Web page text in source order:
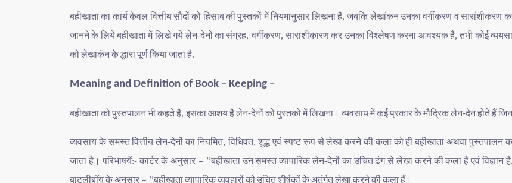
बहीखाताकाकार्यकेवलवित्तीयसौदोंकोहिसाबकीपुस्तकोंमेंनियमानुसारलिखनाहैं,जबकिलेखांकनउनकावर्गीकरणवसारांशीकरण
जाननेकेलियेबहीखातामेंलिखेगयेलेन-देनोंकासंग्रह, वर्गीकरण, सारांशीकारणकरउनकाविश्लेषणकरनाआवश्यकहै,तभीकोई
कोलेखाकंनकेद्धारापूर्णकियाजाताहै.
Meaning and Definition of Book – Keeping –
बहीखाताकोपुस्तपालनभीकहतेहै, इसकाआशयहैलेन-देनोंकोपुस्तकोंमेंलिखना। व्यवसायमेंकईप्रकारकेमौद्रिकलेन-देनहोतेहैं
व्यवसायकेसमस्तवित्तीयलेन-देनोंकानियमित, विधिवत,शुद्धएवंस्पष्टरूपसेलेखाकरनेकीकलाकोहीबहीखाताअथवापुस्तपालन
जाताहै। परिभाषयें:-कार्टरकेअनुसार – ’’बहीखाताउनसमस्तव्यापारिकलेन-देनोंकाउचितढंगसेलेखाकरनेकीकलाहैएवंविज्ञानहै,
बाटलीबाॅयकेअनुसार – ’’बहीखाताव्यापारिकव्यवहारोंकोउचितशीर्षकोंकेअतंर्गतलेखाकरनेकीकलाहैं।